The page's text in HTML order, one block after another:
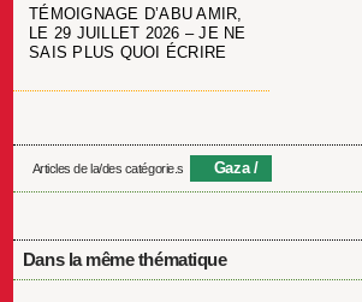
TÉMOIGNAGE D’ABU AMIR,
LE 29 JUILLET 2026 – JE NE
SAIS PLUS QUOI ÉCRIRE
Articles de la/des catégorie.s Gaza
Dans la même thématique